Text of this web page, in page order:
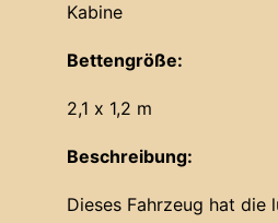
Kabine
Bettengröße:
2,1 x 1,2 m
Beschreibung:
Dieses Fahrzeug hat die